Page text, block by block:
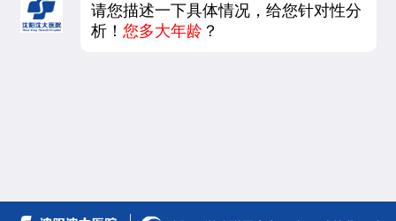
请您描述一下具体情况，给您针对性分
析！您多大年龄 ？